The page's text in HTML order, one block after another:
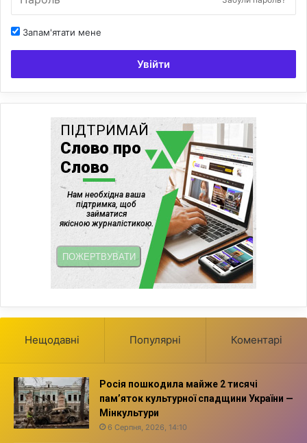
Запам'ятати мене
Увійти
Нещодавні Популярні Коментарі
Росія пошкодила майже 2 тисячі
пам’яток культурної спадщини України —
Мінкультури
6 Серпня, 2026, 14:10